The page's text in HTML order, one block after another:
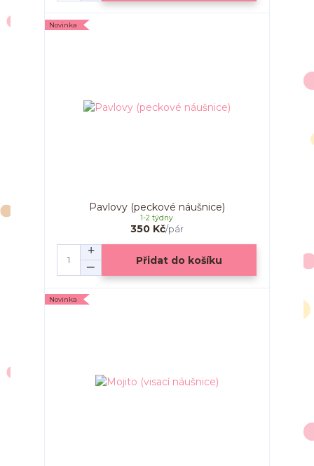
Novinka
Pavlovy (peckové náušnice)
350 Kč/pár
1-2 týdny
Přidat do košíku
Novinka